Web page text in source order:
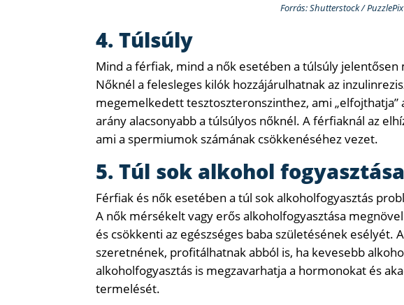
Forrás: Shutterstock / PuzzlePix
4. Túlsúly
Mind a férfiak, mind a nők esetében a túlsúly
Nőknél a felesleges kilók hozzájárulhatnak az
megemelkedett tesztoszteronszinthez, ami
arány alacsonyabb a túlsúlyos nőknél. A férfiaknál az
ami a spermiumok számának csökkenéséhez vezet.
5. Túl sok alkohol fogyasztása
Férfiak és nők esetében a túl sok alkoholfogyasztás
A nők mérsékelt vagy erős alkoholfogyasztása
és csökkenti az egészséges baba születésének esélyét.
szeretnének, profitálhatnak abból is, ha kevesebb
alkoholfogyasztás is megzavarhatja a hormonokat és
termelését.